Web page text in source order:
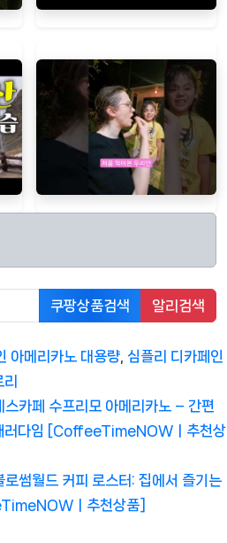
쿠팡상품검색 알리검색
아메리카노 대용량 심플리 디카페인
카페 수프리모 아메리카노 – 간편
러다임 [CoffeeTimeNOWㅣ추천상
썸월드 커피 로스터: 집에서 즐기는
ㅣ추천상품]